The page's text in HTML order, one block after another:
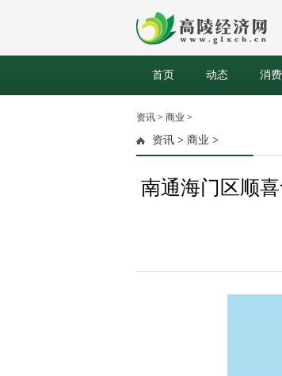
首页 动态 消费
资讯 > 商业 >
资讯 > 商业 >
南通海门区顺